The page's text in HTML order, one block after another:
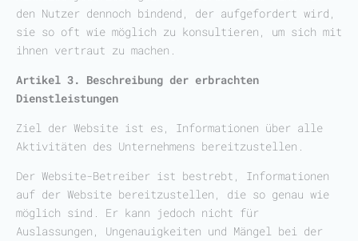
den Nutzer dennoch bindend, der aufgefordert wird,
sie so oft wie möglich zu konsultieren, um sich mit
ihnen vertraut zu machen.
Artikel 3. Beschreibung der erbrachten
Dienstleistungen
Ziel der Website ist es, Informationen über alle
Aktivitäten des Unternehmens bereitzustellen.
Der Website-Betreiber ist bestrebt, Informationen
auf der Website bereitzustellen, die so genau wie
möglich sind. Er kann jedoch nicht für
Auslassungen, Ungenauigkeiten und Mängel bei der